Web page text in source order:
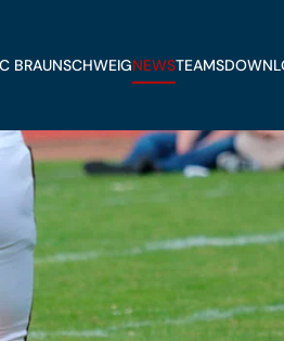
BRAUNSCHWEIGNEWSTEAMS